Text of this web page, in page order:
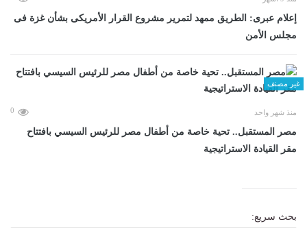
إعلام عبرى: الطريق ممهد لتمرير مشروع القرار الأمريكى بشأن غزة فى
مجلس الأمن
غير مصنف
منذ شهر واحد 0
مصر المستقبل.. تحية خاصة من أطفال مصر للرئيس السيسي بافتتاح
مقر القيادة الاستراتيجية
بحث سريع: